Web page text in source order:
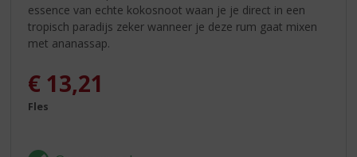
essence van echte kokosnoot waan je je direct in een
tropisch paradijs zeker wanneer je deze rum gaat mixen
met ananassap.
€ 13,21
Fles